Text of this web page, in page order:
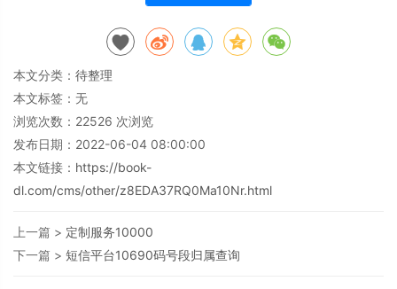
本文分类： 待整理
本文标签：无
浏览次数： 22526 次浏览
发布日期：2022-06-04 08:00:00
本文链接： https://book-
dl.com/cms/other/z8EDA37RQ0Ma10Nr.html
上一篇 > 定制服务10000
下一篇 > 短信平台10690码号段归属查询